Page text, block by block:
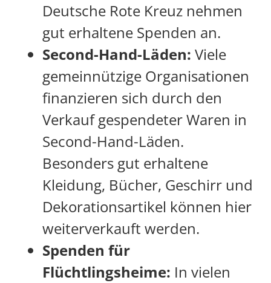
Deutsche Rote Kreuz nehmen
gut erhaltene Spenden an.
Second-Hand-Läden: Viele
gemeinnützige Organisationen
finanzieren sich durch den
Verkauf gespendeter Waren in
Second-Hand-Läden.
Besonders gut erhaltene
Kleidung, Bücher, Geschirr und
Dekorationsartikel können hier
weiterverkauft werden.
Spenden für
Flüchtlingsheime: In vielen